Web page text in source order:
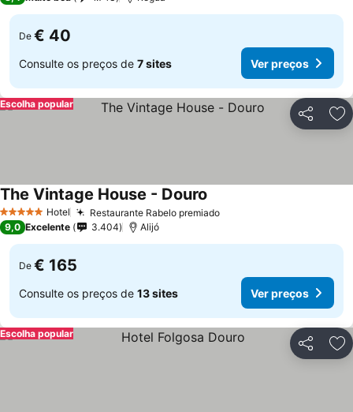
De € 40
Consulte os preços de 7 sites Ver preços
Partilhar
Escolha popular
5 Estrelas Hotel Restaurante Rabelo premiado
The Vintage House - Douro
9,0 Excelente 3.404 Alijó
De € 165
Consulte os preços de 13 sites Ver preços
Partilhar
Escolha popular